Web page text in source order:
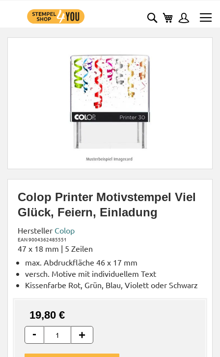
MEIN
SUCHE
Colop Printer Motivstempel Viel
Glück, Feiern, Einladung
Hersteller Colop
EAN 9004362485551
47 x 18 mm | 5 Zeilen
max. Abdruckfläche 46 x 17 mm
versch. Motive mit individuellem Text
Kissenfarbe Rot, Grün, Blau, Violett oder Schwarz
19,80 €
- +
der
Bildgalerie
springen